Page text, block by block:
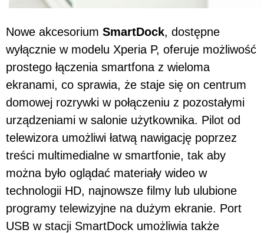
Nowe akcesorium SmartDock, dostępne
wyłącznie w modelu Xperia P, oferuje możliwość
prostego łączenia smartfona z wieloma
ekranami, co sprawia, że staje się on centrum
domowej rozrywki w połączeniu z pozostałymi
urządzeniami w salonie użytkownika. Pilot od
telewizora umożliwi łatwą nawigację poprzez
treści multimedialne w smartfonie, tak aby
można było oglądać materiały wideo w
technologii HD, najnowsze filmy lub ulubione
programy telewizyjne na dużym ekranie. Port
USB w stacji SmartDock umożliwia także